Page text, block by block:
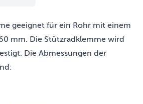
geeignet für ein Rohr mit einem
mm. Die Stützradklemme wird
Die Abmessungen der